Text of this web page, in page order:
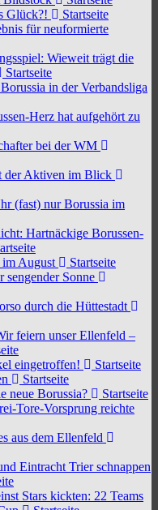
Glück?!
Startseite
für neuformierte
Wieweit trägt die
Startseite
in der Verbandsliga
Herz hat aufgehört zu
bei der WM
der Aktiven im Blick
(fast) nur Borussia im
Hartnäckige Borussen-
August
Startseite
sengender Sonne
durch die Hüttestadt
feiern unser Ellenfeld –
eingetroffen!
Startseite
Startseite
neue Borussia?
Startseite
Tore-Vorsprung reichte
aus dem Ellenfeld
Eintracht Trier schnappen
Stars kickten: 22 Teams